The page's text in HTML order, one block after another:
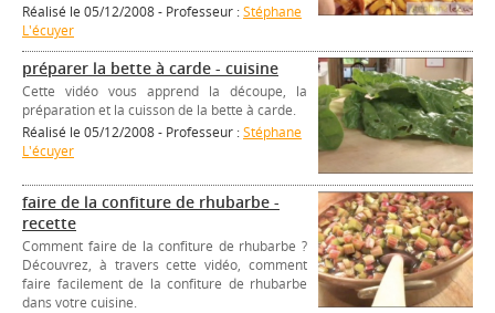
Réalisé le 05/12/2008 - Professeur :Stéphane
L'écuyer
préparer la bette à carde - cuisine
Cette vidéo vous apprend la découpe, la
préparation et la cuisson de la bette à carde.
Réalisé le 05/12/2008 - Professeur :Stéphane
L'écuyer
faire de la confiture de rhubarbe -
recette
Comment faire de la confiture de rhubarbe ?
Découvrez, à travers cette vidéo, comment
faire facilement de la confiture de rhubarbe
dans votre cuisine.